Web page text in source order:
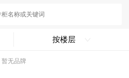
按楼层
暂无品牌